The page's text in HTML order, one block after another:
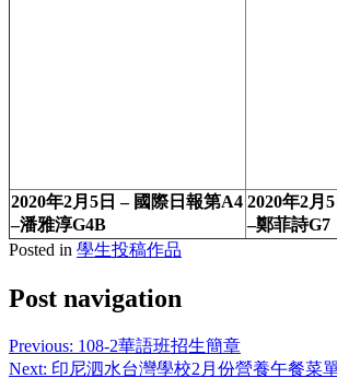
2020年2月5日 – 國際日報第A4
–潘雅淳G4B
2020年2月
–鄭菲詩G7
Posted in 學生投稿作品
Post navigation
Previous: 108-2華語班招生簡章
Next: 印尼泗水台灣學校2月份營養午餐菜